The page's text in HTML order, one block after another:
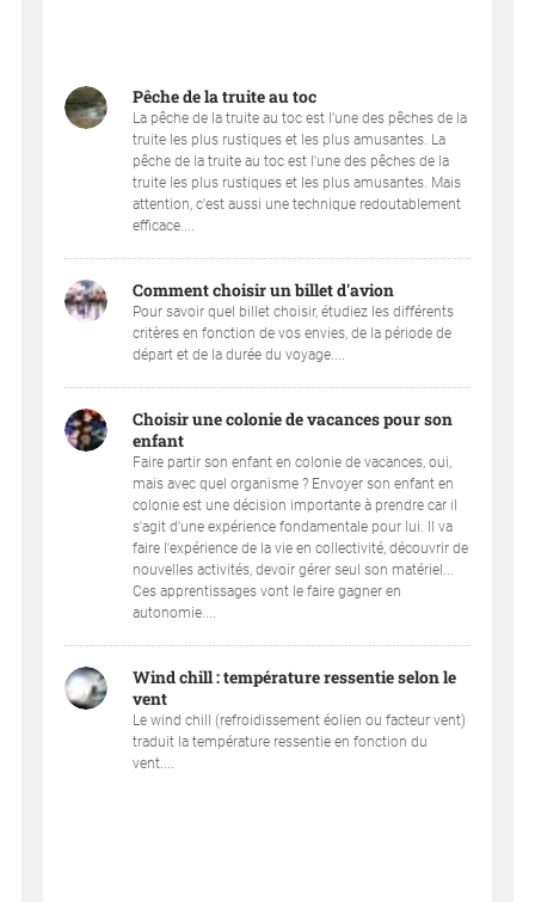
Pêche de la truite au toc
La pêche de la truite au toc est l’une des pêches de la
truite les plus rustiques et les plus amusantes. La
pêche de la truite au toc est l'une des pêches de la
truite les plus rustiques et les plus amusantes. Mais
attention, c'est aussi une technique redoutablement
efficace....
Comment choisir un billet d'avion
Pour savoir quel billet choisir, étudiez les différents
critères en fonction de vos envies, de la période de
départ et de la durée du voyage....
Choisir une colonie de vacances pour son
enfant
Faire partir son enfant en colonie de vacances, oui,
mais avec quel organisme ? Envoyer son enfant en
colonie est une décision importante à prendre car il
s'agit d'une expérience fondamentale pour lui. Il va
faire l'expérience de la vie en collectivité, découvrir de
nouvelles activités, devoir gérer seul son matériel...
Ces apprentissages vont le faire gagner en
autonomie....
Wind chill : température ressentie selon le
vent
Le wind chill (refroidissement éolien ou facteur vent)
traduit la température ressentie en fonction du
vent....